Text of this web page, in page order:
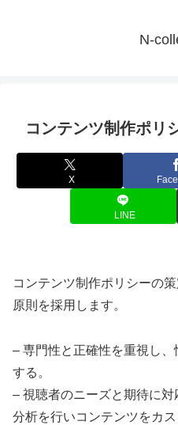
N-
コンテンツ制作ポリ
X
LINE
コンテンツ制作ポリシーの
原則を採用します。
– 専門性と正確性を重視し
する。
– 視聴者のニーズと期待に対
分析を行いコンテンツをカス